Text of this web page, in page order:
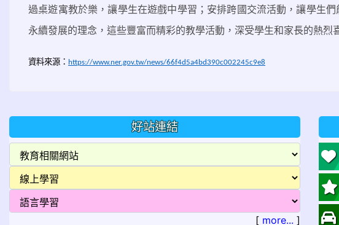
過桌遊寓教於樂，讓學生在遊戲中學習；安排跨國交流活動，讓學生
永續發展的理念，這些豐富而精彩的教學活動，深受學生和家長的熱烈
資料來源： https://www.ner.gov.tw/news/66f4d5a4bd390c002245c9e8
好站連結
[ more... ]